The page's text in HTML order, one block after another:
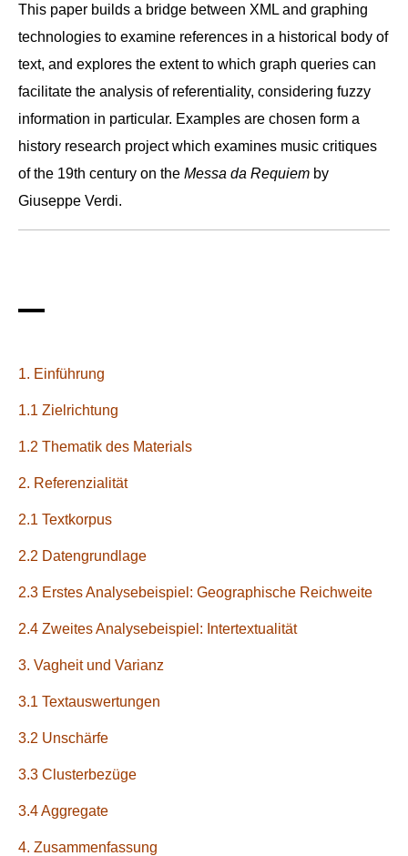
This paper builds a bridge between XML and graphing
technologies to examine references in a historical body of
text, and explores the extent to which graph queries can
facilitate the analysis of referentiality, considering fuzzy
information in particular. Examples are chosen form a
history research project which examines music critiques
of the 19th century on the Messa da Requiem by
Giuseppe Verdi.
1. Einführung
1.1 Zielrichtung
1.2 Thematik des Materials
2. Referenzialität
2.1 Textkorpus
2.2 Datengrundlage
2.3 Erstes Analysebeispiel: Geographische Reichweite
2.4 Zweites Analysebeispiel: Intertextualität
3. Vagheit und Varianz
3.1 Textauswertungen
3.2 Unschärfe
3.3 Clusterbezüge
3.4 Aggregate
4. Zusammenfassung